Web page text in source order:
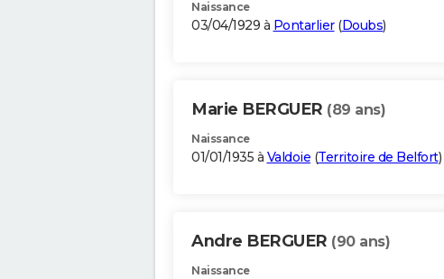
Naissance
03/04/1929 à Pontarlier(Doubs)
Marie BERGUER (89 ans)
Naissance
01/01/1935 à Valdoie (Territoire de Belfort)
Andre BERGUER (90 ans)
Naissance